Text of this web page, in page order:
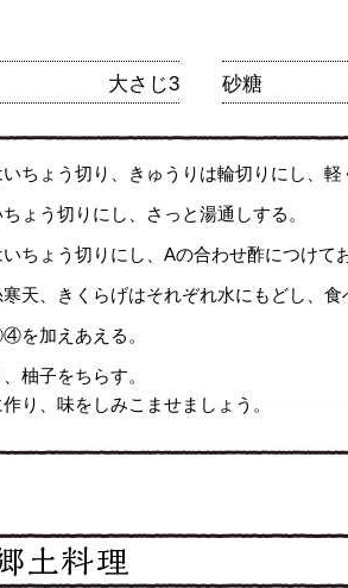
大さじ3 砂糖
ちょう切り、きゅうりは輪切りにし、
ょう切りにし、さっと湯通しする。
ちょう切りにし、Aの合わせ酢につけて
天、きくらげはそれぞれ水にもどし、
加えあえる。
柚子をちらす。
り、味をしみこませましょう。